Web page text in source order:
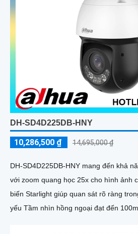
DH-SD4D225DB-HNY
10,286,500 ₫ 14,695,000 ₫
DH-SD4D225DB-HNY mang đến khả
với zoom quang học 25x cho hình ảnh
biến Starlight giúp quan sát rõ ràng
yếu Tầm nhìn hồng ngoại đạt đến